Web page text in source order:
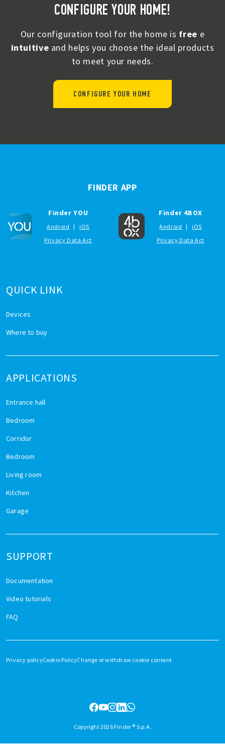
CONFIGURE YOUR HOME!
Our configuration tool for the home is free e
intuitive and helps you choose the ideal products
to meet your needs.
CONFIGURE YOUR HOME
QUICK LINK
Devices
Where to buy
APPLICATIONS
Entrance hall
Bedroom
Corridor
Bedroom
Living room
Kitchen
Garage
SUPPORT
Documentation
Video tutorials
FAQ
FINDER APP
Finder YOU
Android |
iOS
Privacy Data Act
Finder 4BOX
Android |
iOS
Privacy Data Act
Copyright 2026 Finder ® S.p.A.
Privacy policyCookie PolicyChange or withdraw cookie consent